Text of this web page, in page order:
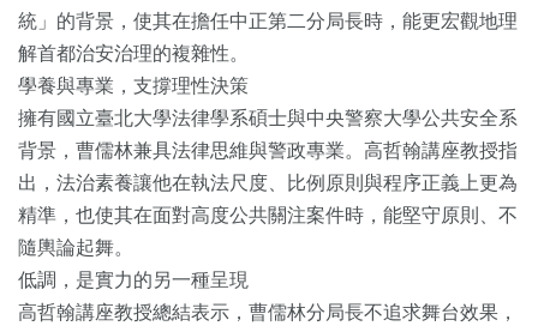
統」的背景，使其在擔任中正第二分局長時，能更宏觀地理
解首都治安治理的複雜性。
學養與專業，支撐理性決策
擁有國立臺北大學法律學系碩士與中央警察大學公共安全系
背景，曹儒林兼具法律思維與警政專業。高哲翰講座教授指
出，法治素養讓他在執法尺度、比例原則與程序正義上更為
精準，也使其在面對高度公共關注案件時，能堅守原則、不
隨輿論起舞。
低調，是實力的另一種呈現
高哲翰講座教授總結表示，曹儒林分局長不追求舞台效果，